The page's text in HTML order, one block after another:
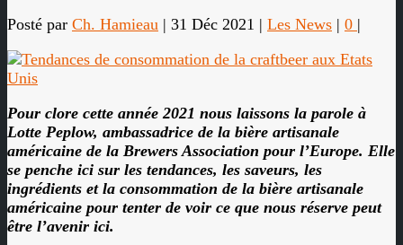
Posté par Ch. Hamieau | 31 Déc 2021 | Les News | 0 |
Pour clore cette année 2021 nous laissons la parole à
Lotte Peplow, ambassadrice de la bière artisanale
américaine de la Brewers Association pour l’Europe. Elle
se penche ici sur les tendances, les saveurs, les
ingrédients et la consommation de la bière artisanale
américaine pour tenter de voir ce que nous réserve peut
être l’avenir ici.